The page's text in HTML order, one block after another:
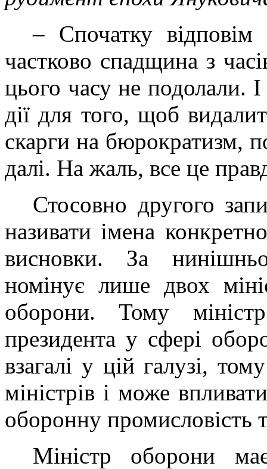
– Спочатку
частково спадщина з
цього часу не подолали.
дії для того, щоб
скарги на бюрократизм,
далі. На жаль, все це
Стосовно другого
називати імена
висновки. За
номінує лише двох
оборони. Тому
президента у сфері
взагалі у цій галузі,
міністрів і може
оборонну промисловість
Міністр оборони